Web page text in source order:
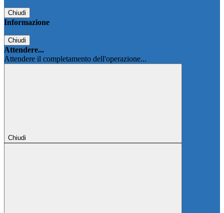
Chiudi
Informazione
Chiudi
Attendere...
Attendere il completamento dell'operazione...
Chiudi